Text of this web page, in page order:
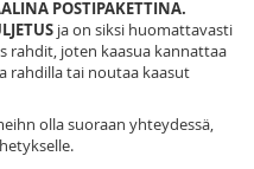
POSTIPAKETTINA.
ja on siksi huomattavasti
rahdit, joten kaasua kannattaa
rahdilla tai noutaa kaasut
olla suoraan yhteydessä,